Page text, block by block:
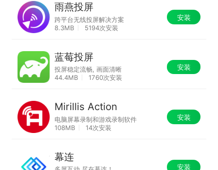
雨燕投屏
跨平台无线投屏解决方案
8.3MB
5194次安装
安装
蓝莓投屏
投屏稳定流畅, 画面清晰
44.4MB
1760次安装
安装
Mirillis Action
电脑屏幕录制和游戏录制软件
108MB
14次安装
安装
幕连
安装